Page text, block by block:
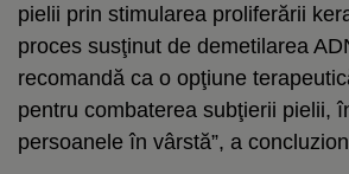
pielii prin stimularea proliferării
proces susţinut de demetilarea
recomandă ca o opţiune
pentru combaterea subţierii pielii,
persoanele în vârstă”, a